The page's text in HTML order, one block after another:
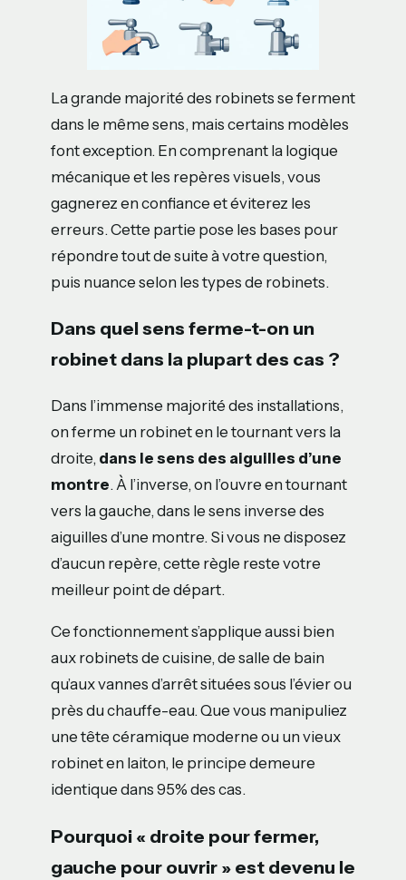
La grande majorité des robinets se ferment
dans le même sens, mais certains modèles
font exception. En comprenant la logique
mécanique et les repères visuels, vous
gagnerez en confiance et éviterez les
erreurs. Cette partie pose les bases pour
répondre tout de suite à votre question,
puis nuance selon les types de robinets.
Dans quel sens ferme-t-on un
robinet dans la plupart des cas ?
Dans l’immense majorité des installations,
on ferme un robinet en le tournant vers la
droite, dans le sens des aiguilles d’une
montre. À l’inverse, on l’ouvre en tournant
vers la gauche, dans le sens inverse des
aiguilles d’une montre. Si vous ne disposez
d’aucun repère, cette règle reste votre
meilleur point de départ.
Ce fonctionnement s’applique aussi bien
aux robinets de cuisine, de salle de bain
qu’aux vannes d’arrêt situées sous l’évier ou
près du chauffe-eau. Que vous manipuliez
une tête céramique moderne ou un vieux
robinet en laiton, le principe demeure
identique dans 95% des cas.
Pourquoi « droite pour fermer,
gauche pour ouvrir » est devenu le